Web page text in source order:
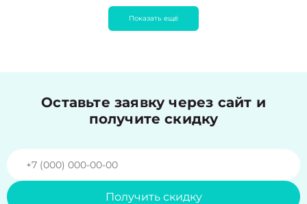
Показать ещё
Оставьте заявку через сайт и
получите скидку
Получить скидку